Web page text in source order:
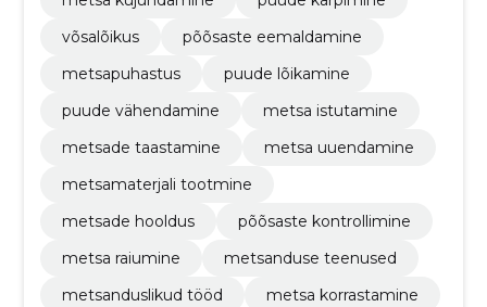
võsalõikus
põõsaste eemaldamine
metsapuhastus
puude lõikamine
puude vähendamine
metsa istutamine
metsade taastamine
metsa uuendamine
metsamaterjali tootmine
metsade hooldus
põõsaste kontrollimine
metsa raiumine
metsanduse teenused
metsanduslikud tööd
metsa korrastamine